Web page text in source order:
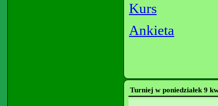
Kurs
Ankieta
Turniej w poniedziałek 9